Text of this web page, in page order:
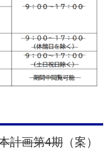
計画第4期（案）